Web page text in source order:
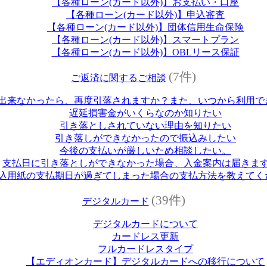
【各種ローン(カード以外)】お支払い・口座
【各種ローン(カード以外)】申込審査
【各種ローン(カード以外)】団体信用生命保険
【各種ローン(カード以外)】スマートプラン
【各種ローン(カード以外)】OBLリース保証
ご返済に関するご相談 (7件)
来なかったら、再度引落されますか？また、いつから利用で
遅延損害金がいくらなのか知りたい
引き落としされていない理由を知りたい
引き落しができなかったので振込みしたい
今後の支払いが厳しいため相談したい。
支払日に引き落としができなかった場合、入金案内は届きます
用紙の支払期日が過ぎてしまった場合の支払方法を教えてく
デジタルカード (39件)
デジタルカードについて
カードレス更新
フルカードレスタイプ
【エディオンカード】デジタルカードへの移行について